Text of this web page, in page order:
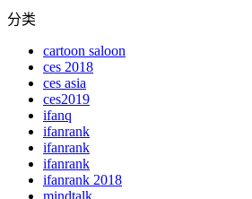
分类
cartoon saloon
ces 2018
ces asia
ces2019
ifanq
ifanrank
ifanrank
ifanrank
ifanrank 2018
mindtalk